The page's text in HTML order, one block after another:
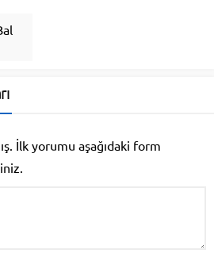
İlk yorumu aşağıdaki form